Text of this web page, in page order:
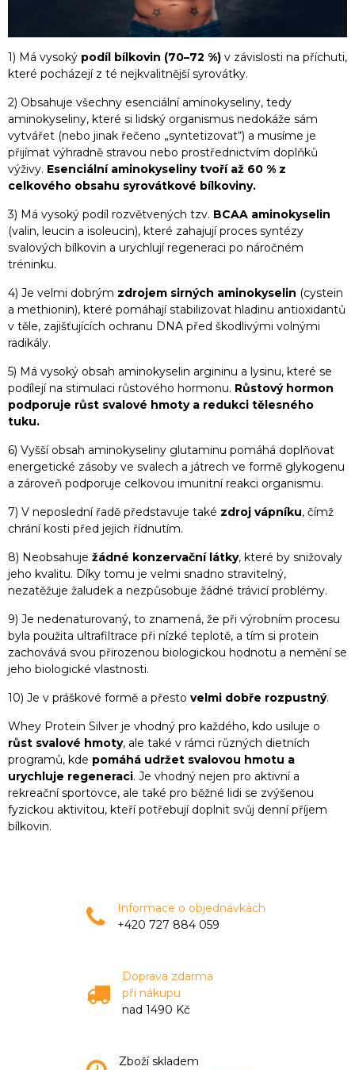
1) Má vysoký podíl bílkovin (70–72 %) v závislosti na příchuti,
které pocházejí z té nejkvalitnější syrovátky.
2) Obsahuje všechny esenciální aminokyseliny, tedy
aminokyseliny, které si lidský organismus nedokáže sám
vytvářet (nebo jinak řečeno „syntetizovat“) a musíme je
přijímat výhradně stravou nebo prostřednictvím doplňků
výživy. Esenciální aminokyseliny tvoří až 60 % z
celkového obsahu syrovátkové bílkoviny.
3) Má vysoký podíl rozvětvených tzv. BCAA aminokyselin
(valin, leucin a isoleucin), které zahajují proces syntézy
svalových bílkovin a urychlují regeneraci po náročném
tréninku.
4) Je velmi dobrým zdrojem sirných aminokyselin (cystein
a methionin), které pomáhají stabilizovat hladinu antioxidantů
v těle, zajišťujících ochranu DNA před škodlivými volnými
radikály.
5) Má vysoký obsah aminokyselin argininu a lysinu, které se
podílejí na stimulaci růstového hormonu. Růstový hormon
podporuje růst svalové hmoty a redukci tělesného
tuku.
6) Vyšší obsah aminokyseliny glutaminu pomáhá doplňovat
energetické zásoby ve svalech a játrech ve formě glykogenu
a zároveň podporuje celkovou imunitní reakci organismu.
7) V neposlední řadě představuje také zdroj vápníku, čímž
chrání kosti před jejich řídnutím.
8) Neobsahuje žádné konzervační látky, které by snižovaly
jeho kvalitu. Díky tomu je velmi snadno stravitelný,
nezatěžuje žaludek a nezpůsobuje žádné trávicí problémy.
9) Je nedenaturovaný, to znamená, že při výrobním procesu
byla použita ultrafiltrace při nízké teplotě, a tím si protein
zachovává svou přirozenou biologickou hodnotu a nemění se
jeho biologické vlastnosti.
10) Je v práškové formě a přesto velmi dobře rozpustný.
Whey Protein Silver je vhodný pro každého, kdo usiluje o
růst svalové hmoty, ale také v rámci různých dietních
programů, kde pomáhá udržet svalovou hmotu a
urychluje regeneraci. Je vhodný nejen pro aktivní a
rekreační sportovce, ale také pro běžné lidi se zvýšenou
fyzickou aktivitou, kteří potřebují doplnit svůj denní příjem
bílkovin.
Informace o objednávkách
+420 727 884 059
Doprava zdarma
při nákupu
nad 1490 Kč
Zboží skladem